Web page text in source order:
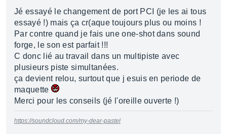
Jé essayé le changement de port PCI (je les ai tous
essayé !) mais ça cr(aque toujours plus ou moins !
Par contre quand je fais une one-shot dans sound
forge, le son est parfait !!!
C donc lié au travail dans un multipiste avec
plusieurs piste simultanées.
ça devient relou, surtout que j esuis en periode de
maquette
Merci pour les conseils (jé l'oreille ouverte !)
https://soundcloud.com/my-dear-pastel